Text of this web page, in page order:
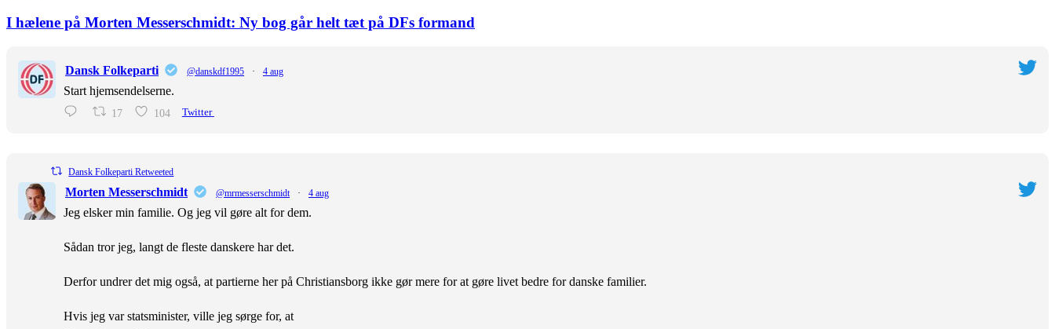
I hælene på Morten Messerschmidt: Ny bog går helt tæt på DFs formand
Dansk Folkeparti @danskdf1995 · 4 aug
Start hjemsendelserne.
17 104 Twitter
Dansk Folkeparti Retweeted
Morten Messerschmidt @mrmesserschmidt · 4 aug
Jeg elsker min familie. Og jeg vil gøre alt for dem.
Sådan tror jeg, langt de fleste danskere har det.
Derfor undrer det mig også, at partierne her på Christiansborg ikke gør mere for at gøre livet bedre for danske familier.
Hvis jeg var statsminister, ville jeg sørge for, at